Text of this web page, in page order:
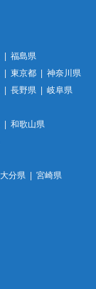
福島県
東京都
神奈川県
長野県
岐阜県
和歌山県
大分県
宮崎県